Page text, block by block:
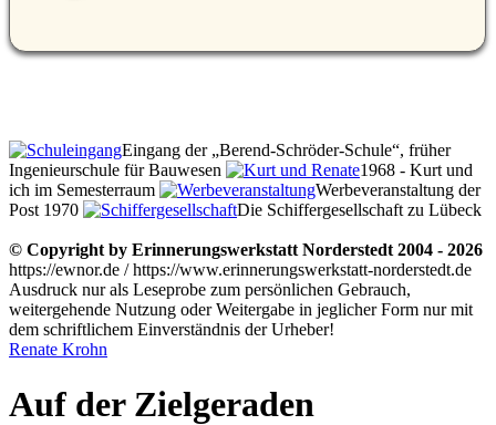
Eingang der „Berend-Schröder-Schule“, früher
Ingenieurschule für Bauwesen
1968 - Kurt und
ich im Semesterraum
Werbeveranstaltung der
Post 1970
Die Schiffergesellschaft zu Lübeck
© Copyright by Erinnerungswerkstatt Norderstedt 2004 - 2026
https://ewnor.de / https://www.erinnerungswerkstatt-norderstedt.de
Ausdruck nur als Leseprobe zum persönlichen Gebrauch,
weitergehende Nutzung oder Weitergabe in jeglicher Form nur mit
dem schriftlichem Einverständnis der Urheber!
Renate Krohn
Auf der Zielgeraden